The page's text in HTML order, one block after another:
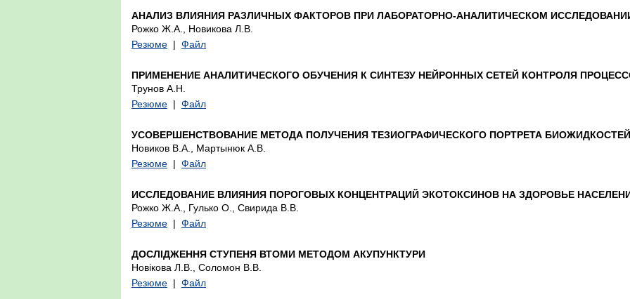
АНАЛИЗ ВЛИЯНИЯ РАЗЛИЧНЫХ ФАКТОРОВ ПРИ ЛАБОРАТОРНО-АНАЛИТИЧЕСКОМ
Рожко Ж.А., Новикова Л.В.
Резюме | Файл
ПРИМЕНЕНИЕ АНАЛИТИЧЕСКОГО ОБУЧЕНИЯ К СИНТЕЗУ НЕЙРОННЫХ СЕТЕЙ КОНТРОЛЯ
Трунов А.Н.
Резюме | Файл
УСОВЕРШЕНСТВОВАНИЕ МЕТОДА ПОЛУЧЕНИЯ ТЕЗИОГРАФИЧЕСКОГО ПОРТРЕТА БИОЖИДКОСТЕЙ
Новиков В.А., Мартынюк А.В.
Резюме | Файл
ИССЛЕДОВАНИЕ ВЛИЯНИЯ ПОРОГОВЫХ КОНЦЕНТРАЦИЙ ЭКОТОКСИНОВ НА ЗДОРОВЬЕ
Рожко Ж.А., Гулько О., Свирида В.В.
Резюме | Файл
ДОСЛІДЖЕННЯ СТУПЕНЯ ВТОМИ МЕТОДОМ АКУПУНКТУРИ
Новікова Л.В., Соломон В.В.
Резюме | Файл